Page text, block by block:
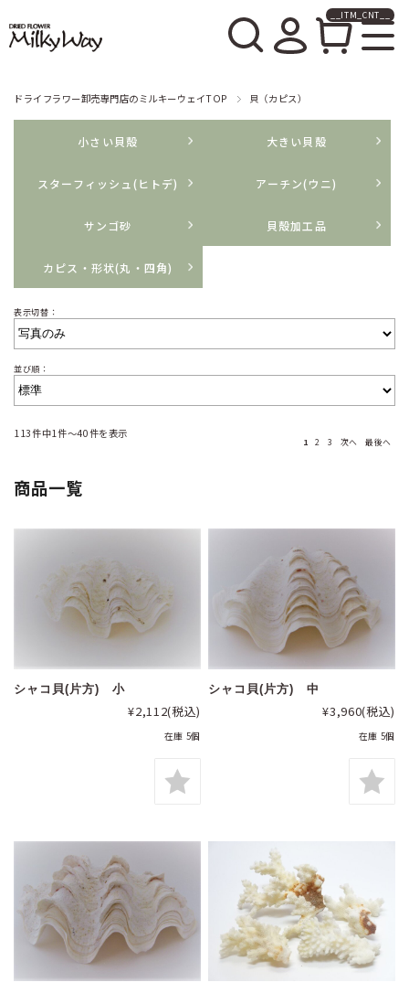
__ITM_CNT__
ドライフラワー卸売専門店のミルキーウェイTOP 貝（カピス）
小さい貝殻 大きい貝殻
スターフィッシュ(ヒトデ) アーチン(ウニ)
サンゴ砂 貝殻加工品
カピス・形状(丸・四角)
表示切替：
並び順：
113件中1件～40件を表示
1 2 3 次へ 最後へ
商品一覧
シャコ貝(片方) 小
¥2,112(税込)
在庫 5個
シャコ貝(片方) 中
¥3,960(税込)
在庫 5個